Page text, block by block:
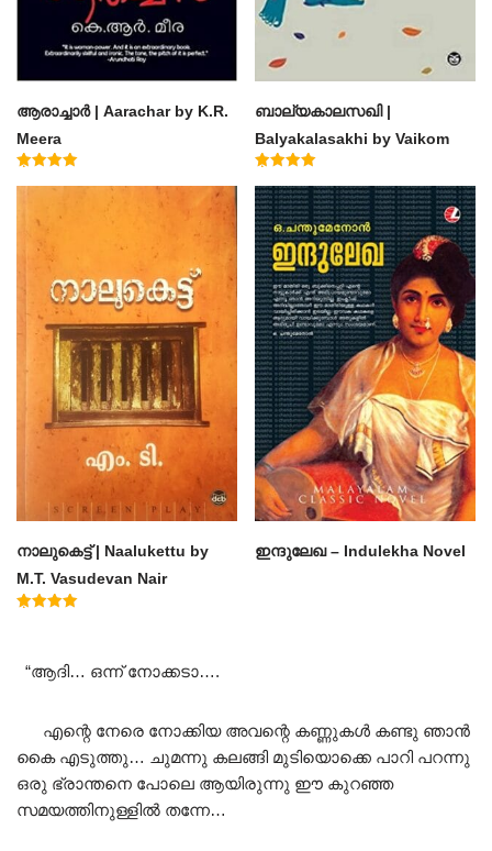
ആരാച്ചാര്‍ | Aarachar by K.R.
Meera
ബാല്യകാലസഖി |
Balyakalasakhi by Vaikom
Muhammad Basheer
4.60
out of 5
നാലുകെട്ട് | Naalukettu by
M.T. Vasudevan Nair
ഇന്ദുലേഖ – Indulekha Novel
“ആദി… ഒന്ന് നോക്കടാ….
എന്റെ നേരെ നോക്കിയ അവന്റെ കണ്ണുകൾ കണ്ടു ഞാൻ
കൈ എടുത്തു… ചുമന്നു കലങ്ങി മുടിയൊക്കെ പാറി പറന്നു
ഒരു ഭ്രാന്തനെ പോലെ ആയിരുന്നു ഈ കുറഞ്ഞ
സമയത്തിനുള്ളിൽ തന്നേ…